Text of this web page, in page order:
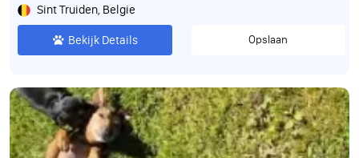
Sint Truiden, Belgie
Bekijk Details Opslaan